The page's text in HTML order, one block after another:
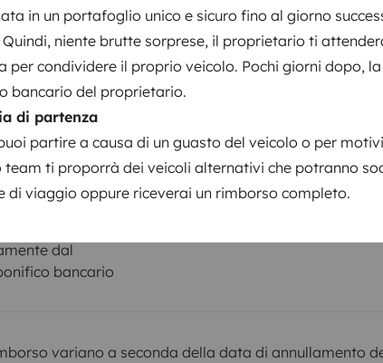
in un portafoglio unico e sicuro fino al giorno
niente brutte sorprese, il proprietario ti
per condividere il proprio veicolo. Pochi giorni dopo,
bancario del proprietario.
di partenza
partire a causa di un guasto del veicolo o per
team ti proporrà dei veicoli alternativi che potranno
di viaggio oppure riceverai un rimborso completo.
Veicolo fumatori
Non autorizzato
della
dal
bancario
variano a seconda della data di annullamento